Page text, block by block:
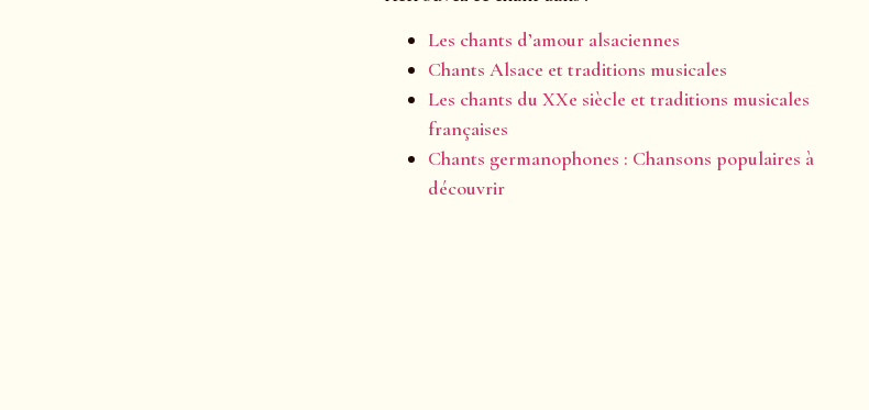
Les chants d’amour alsaciennes
Chants Alsace et traditions musicales
Les chants du XXe siècle et traditions musicales
françaises
Chants germanophones : Chansons populaires à
découvrir